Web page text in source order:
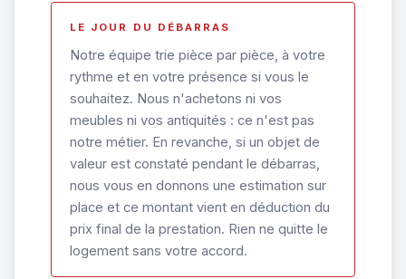
LE JOUR DU DÉBARRAS
Notre équipe trie pièce par pièce, à votre
rythme et en votre présence si vous le
souhaitez. Nous n'achetons ni vos
meubles ni vos antiquités : ce n'est pas
notre métier. En revanche, si un objet de
valeur est constaté pendant le débarras,
nous vous en donnons une estimation sur
place et ce montant vient en déduction du
prix final de la prestation. Rien ne quitte le
logement sans votre accord.